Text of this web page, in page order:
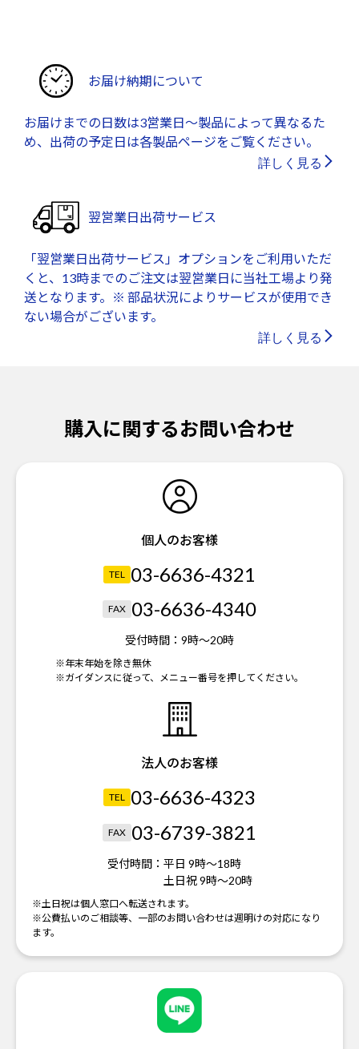
お届け納期について
お届けまでの日数は3営業日～製品によって異なるた
め、出荷の予定日は各製品ページをご覧ください。
詳しく見る
翌営業日出荷サービス
「翌営業日出荷サービス」オプションをご利用いただ
くと、13時までのご注文は翌営業日に当社工場より発
送となります。※ 部品状況によりサービスが使用でき
ない場合がございます。
詳しく見る
購入に関するお問い合わせ
個人のお客様
TEL 03-6636-4321
FAX 03-6636-4340
受付時間： 9時～20時
※年末年始を除き無休
※ガイダンスに従って、メニュー番号を押してください。
法人のお客様
TEL 03-6636-4323
FAX 03-6739-3821
受付時間： 平日 9時～18時
土日祝 9時～20時
※土日祝は個人窓口へ転送されます。
※公費払いのご相談等、一部のお問い合わせは週明けの対応になり
ます。